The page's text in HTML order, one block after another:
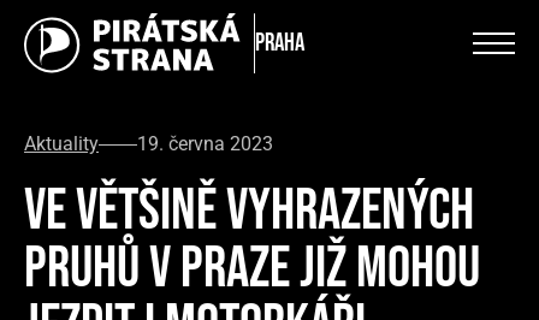
Praha
Aktuality 19. června 2023
VE VĚTŠINĚ VYHRAZENÝCH
PRUHŮ V PRAZE JIŽ MOHOU